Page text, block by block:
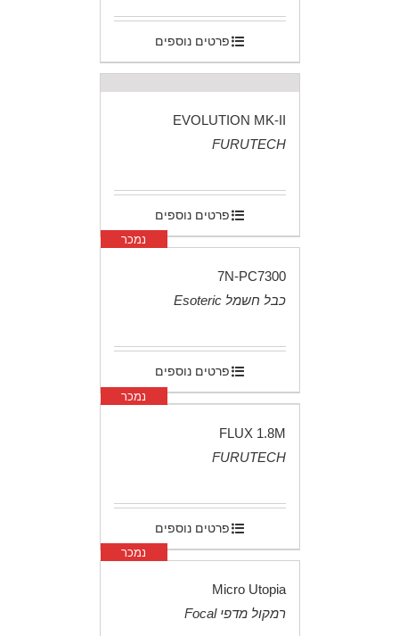
פרטים נוספים
EVOLUTION MK-II
FURUTECH
פרטים נוספים
נמכר
7N-PC7300
כבל חשמל Esoteric
פרטים נוספים
נמכר
FLUX 1.8M
FURUTECH
פרטים נוספים
נמכר
Micro Utopia
רמקול מדפי Focal